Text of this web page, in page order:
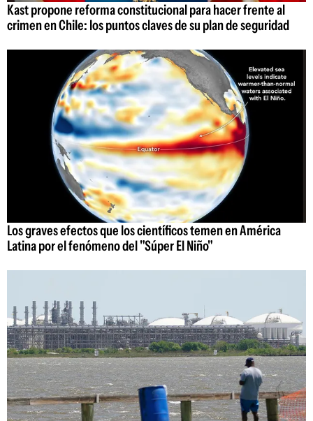
Kast propone reforma constitucional para hacer frente al
crimen en Chile: los puntos claves de su plan de seguridad
Los graves efectos que los científicos temen en América
Latina por el fenómeno del "Súper El Niño"